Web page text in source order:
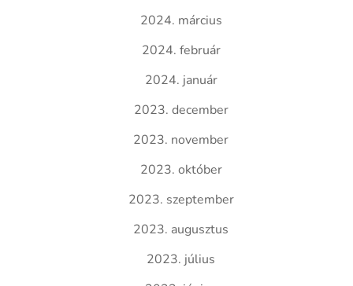
2024. március
2024. február
2024. január
2023. december
2023. november
2023. október
2023. szeptember
2023. augusztus
2023. július